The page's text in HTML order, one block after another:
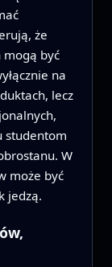
że
być
na
lecz
studentom
W
może być
jedzą.